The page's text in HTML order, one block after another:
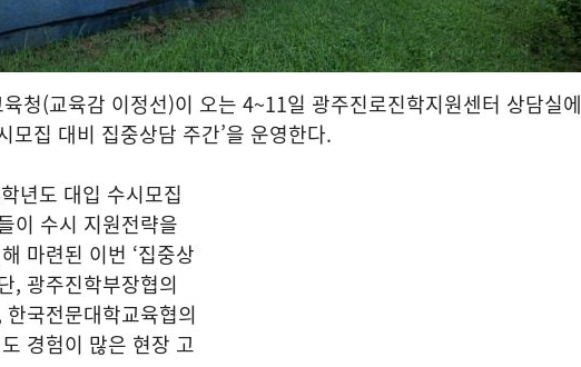
청(교육감 이정선)이 오는 4~11일 광주진로진학지원센터 상담실에
모집 대비 집중상담 주간’을 운영한다.
년도 대입 수시모집
이 수시 지원전략을
마련된 이번 ‘집중상
, 광주진학부장협의
국전문대학교육협의
경험이 많은 현장 고